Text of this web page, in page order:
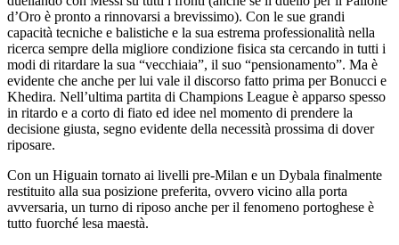
d’Oro è pronto a rinnovarsi a brevissimo). Con le sue grandi
capacità tecniche e balistiche e la sua estrema professionalità nella
ricerca sempre della migliore condizione fisica sta cercando in tutti i
modi di ritardare la sua “vecchiaia”, il suo “pensionamento”. Ma è
evidente che anche per lui vale il discorso fatto prima per Bonucci e
Khedira. Nell’ultima partita di Champions League è apparso spesso
in ritardo e a corto di fiato ed idee nel momento di prendere la
decisione giusta, segno evidente della necessità prossima di dover
riposare.
Con un Higuain tornato ai livelli pre-Milan e un Dybala finalmente
restituito alla sua posizione preferita, ovvero vicino alla porta
avversaria, un turno di riposo anche per il fenomeno portoghese è
tutto fuorché lesa maestà.